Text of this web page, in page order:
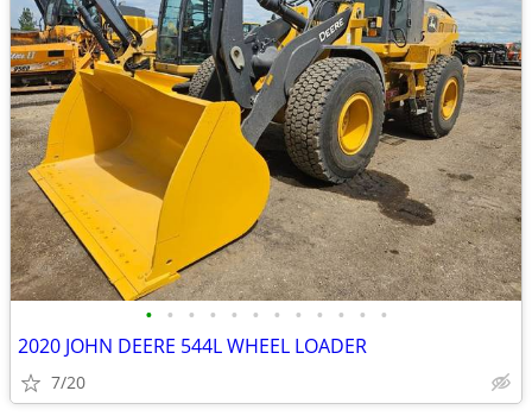
• • • • • • • • • • • •
2020 JOHN DEERE 544L WHEEL LOADER
7/20